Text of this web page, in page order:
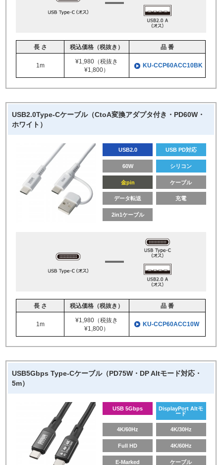
長 さ 税込価格（税抜き） 品 番
1m
¥1,980（税抜き
¥1,800）
KU-CCP60ACC10BK
USB2.0Type-Cケーブル（CtoA変換アダプタ付き・PD60W・
ホワイト）
USB2.0 USB PD対応
60W シリコン
金pin ケーブル
データ転送 充電
2in1ケーブル
長 さ 税込価格（税抜き） 品 番
1m
¥1,980（税抜き
¥1,800）
KU-CCP60ACC10W
USB5Gbps Type-Cケーブル（PD75W・DP Altモード対応・
5m）
USB 5Gbps
DisplayPort Altモ
ード
4K/60Hz 4K/30Hz
Full HD 4K/60Hz
E-Marked ケーブル